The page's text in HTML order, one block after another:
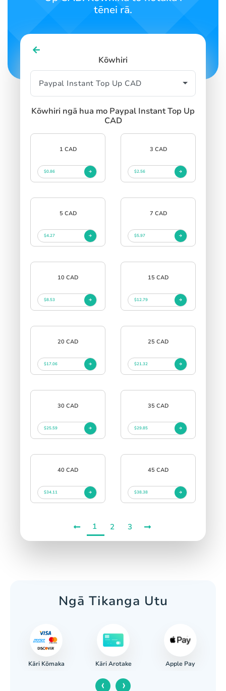
tēnei rā.
Kōwhiri
Kōwhiri ngā hua mo Paypal Instant Top Up
CAD
1 CAD
$0.86
3 CAD
$2.56
5 CAD
$4.27
7 CAD
$5.97
10 CAD
$8.53
15 CAD
$12.79
20 CAD
$17.06
25 CAD
$21.32
30 CAD
$25.59
35 CAD
$29.85
40 CAD
$34.11
45 CAD
$38.38
1 2 3
Ngā Tikanga Utu
Kāri Kōmaka Kāri Arotake Apple Pay
‹ ›